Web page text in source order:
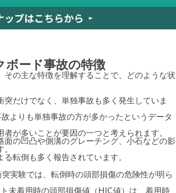
ボード事故の特徴
の主な特徴を理解することで、どのような状
だけでなく、単独事故も多く発生していま
よりも単独事故の方が多かったというデータ
が多いことが要因の一つと考えられます。
の凹凸や側溝のグレーチング、小石などの影
転倒も多く報告されています。
実験では、転倒時の頭部損傷の危険性が明ら